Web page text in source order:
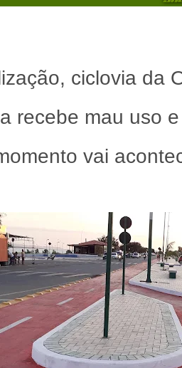
ciclovia da
recebe mau uso
vai